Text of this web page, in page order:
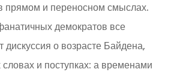
прямом и переносном смыслах.
демократов все
дискуссия о возрасте Байдена,
и поступках: а временами